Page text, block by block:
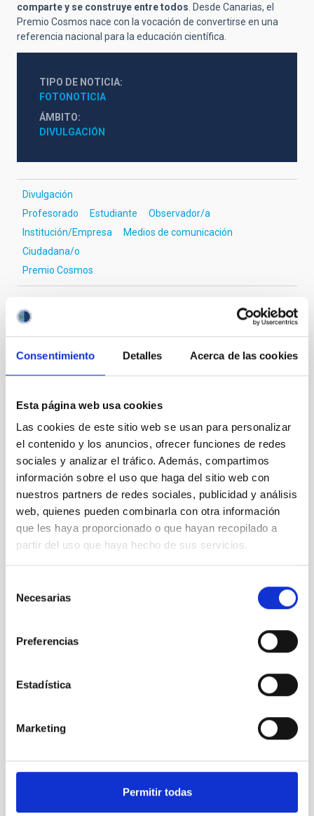
Consentimiento Detalles Acerca de las cookies
Esta página web usa cookies
Las cookies de este sitio web se usan para personalizar
el contenido y los anuncios, ofrecer funciones de redes
sociales y analizar el tráfico. Además, compartimos
información sobre el uso que haga del sitio web con
nuestros partners de redes sociales, publicidad y análisis
web, quienes pueden combinarla con otra información
que les haya proporcionado o que hayan recopilado a
partir del uso que haya hecho de sus servicios.
Necesarias
Preferencias
Estadística
Marketing
Permitir todas
comparte y se construye entre todos . Desde Canarias, el
Premio Cosmos nace con la vocación de convertirse en una
referencia nacional para la educación científica.
TIPO DE NOTICIA
FOTONOTICIA
ÁMBITO
DIVULGACIÓN
Divulgación
Profesorado
Estudiante
Observador/a
Institución/Empresa
Medios de comunicación
Ciudadana/o
Premio Cosmos